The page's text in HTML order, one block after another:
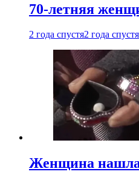
70-летняя
2 года спустя2 года спустя
Женщина нашла